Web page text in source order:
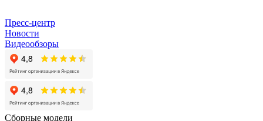
Пресс-центр
Новости
Видеообзоры
Сборные модели